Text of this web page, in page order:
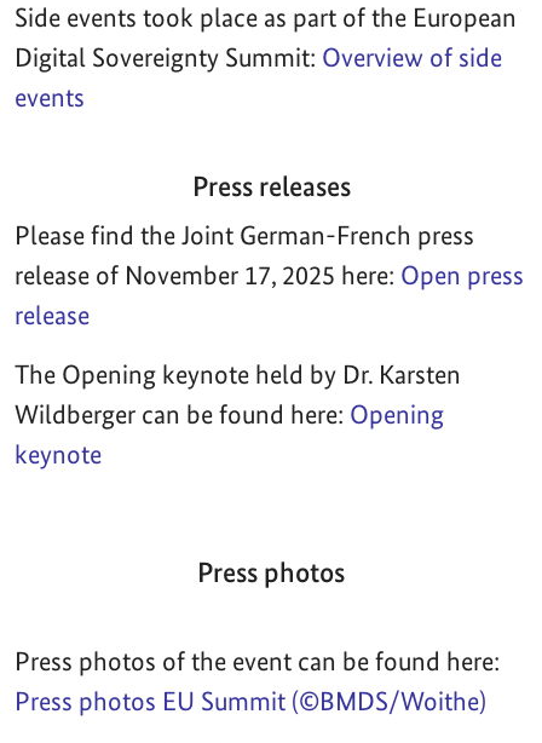
Side events took place as part of the European
Digital Sovereignty Summit: Overview of side
events
Press releases
Please find the Joint German-French press
release of November 17, 2025 here: Open press
release
The Opening keynote held by Dr. Karsten
Wildberger can be found here: Opening
keynote
Press photos
Press photos of the event can be found here:
Press photos EU Summit (©BMDS/Woithe)